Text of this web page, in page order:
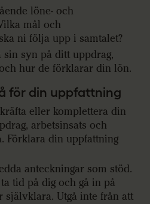
löne- och
mål och
ni följa upp i samtalet?
sin syn på ditt uppdrag,
hur de förklarar din lön.
för din uppfattning
eller komplettera din
arbetsinsats och
Förklara din uppfattning
anteckningar som stöd.
tid på dig och gå in på
självklara. Utgå inte från att